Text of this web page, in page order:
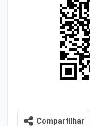
Compartilhar